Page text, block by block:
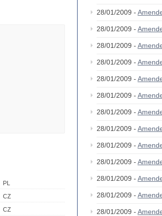
PL
CZ
CZ
28/01/2009 -
28/01/2009 -
28/01/2009 -
28/01/2009 -
28/01/2009 -
28/01/2009 -
28/01/2009 -
28/01/2009 -
28/01/2009 -
28/01/2009 -
28/01/2009 -
28/01/2009 -
28/01/2009 -